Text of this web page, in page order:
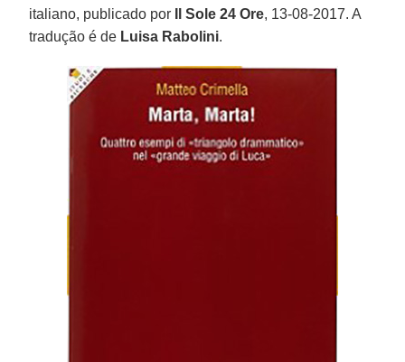
italiano, publicado por
Il Sole 24 Ore, 13-08-2017. A
tradução é de Luisa Rabolini.